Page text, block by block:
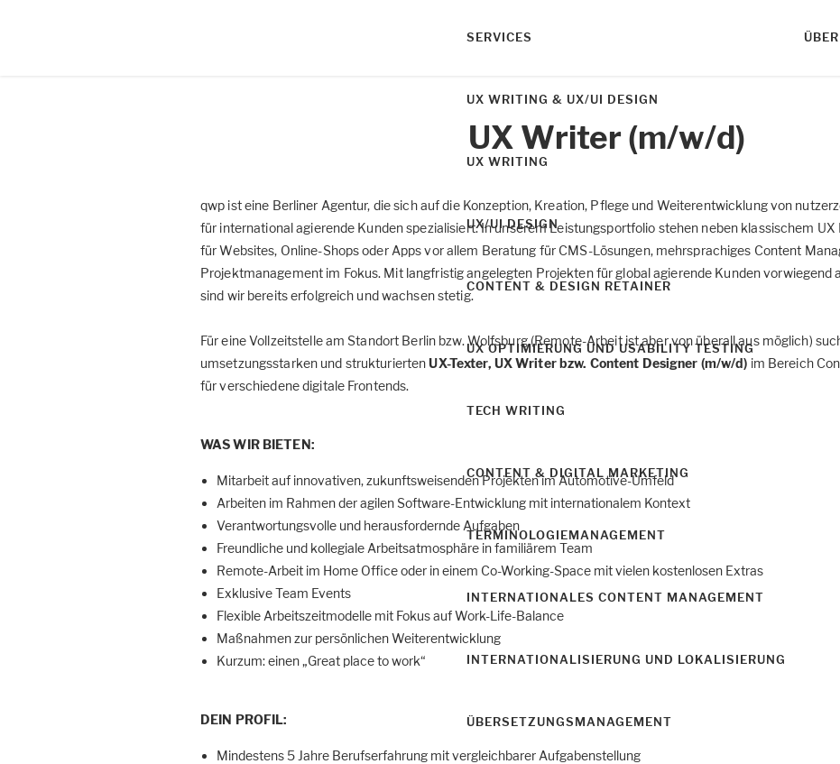
SERVICES
UX WRITING & UX/UI DESIGN
UX WRITING
UX/UI DESIGN
CONTENT & DESIGN RETAINER
UX OPTIMIERUNG UND USABILITY TESTING
TECH WRITING
CONTENT & DIGITAL MARKETING
TERMINOLOGIEMANAGEMENT
INTERNATIONALES CONTENT MANAGEMENT
INTERNATIONALISIERUNG UND LOKALISIERUNG
ÜBERSETZUNGSMANAGEMENT
UX Writer (m/w/d)
qwp ist eine Berliner Agentur, die sich auf die Konzeption, Kreation, Pflege und Weiterentwicklung von
für international agierende Kunden spezialisiert. In unserem Leistungsportfolio stehen neben klassischem UX
für Websites, Online-Shops oder Apps vor allem Beratung für CMS-Lösungen, mehrsprachiges Content
Projektmanagement im Fokus. Mit langfristig angelegten Projekten für global agierende Kunden
sind wir bereits erfolgreich und wachsen stetig.
Für eine Vollzeitstelle am Standort Berlin bzw. Wolfsburg (Remote-Arbeit ist aber von überall aus möglich)
umsetzungsstarken und strukturiertenUX-Texter, UX Writer bzw. Content Designer (m/w/d) im Bereich
für verschiedene digitale Frontends.
WAS WIR BIETEN:
Mitarbeit auf innovativen, zukunftsweisenden Projekten im Automotive-Umfeld
Arbeiten im Rahmen der agilen Software-Entwicklung mit internationalem Kontext
Verantwortungsvolle und herausfordernde Aufgaben
Freundliche und kollegiale Arbeitsatmosphäre in familiärem Team
Remote-Arbeit im Home Office oder in einem Co-Working-Space mit vielen kostenlosen Extras
Exklusive Team Events
Flexible Arbeitszeitmodelle mit Fokus auf Work-Life-Balance
Maßnahmen zur persönlichen Weiterentwicklung
Kurzum: einen „Great place to work“
DEIN PROFIL:
Mindestens 5 Jahre Berufserfahrung mit vergleichbarer Aufgabenstellung